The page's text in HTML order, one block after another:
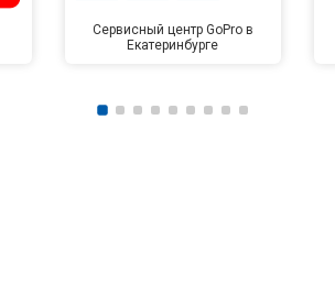
Сервисный центр GoPro в
Екатеринбурге